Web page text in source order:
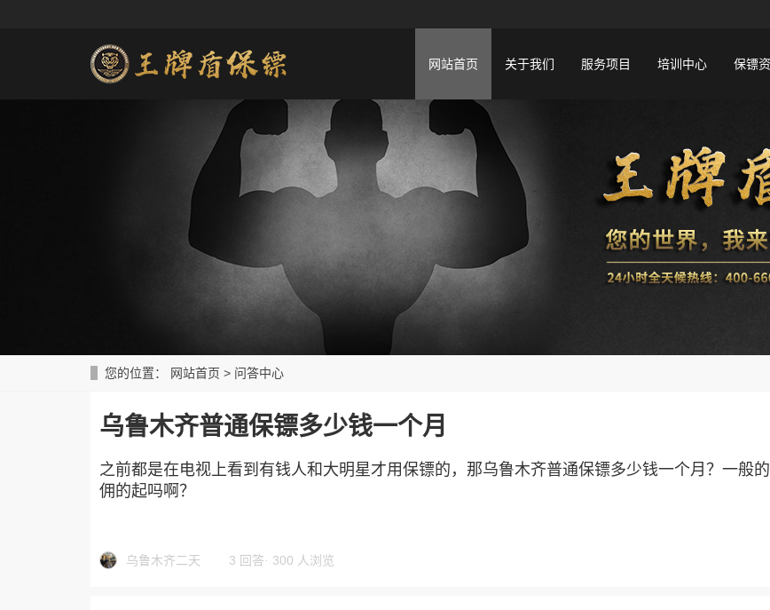
网站首页 关于我们 服务项目 培训中心 保镖
您的位置： 网站首页 > 问答中心
乌鲁木齐普通保镖多少钱一个月
之前都是在电视上看到有钱人和大明星才用保镖的，那乌鲁木齐普通保镖多少钱一个月？一般
佣的起吗啊？
乌鲁木齐二天 3 回答· 300 人浏览